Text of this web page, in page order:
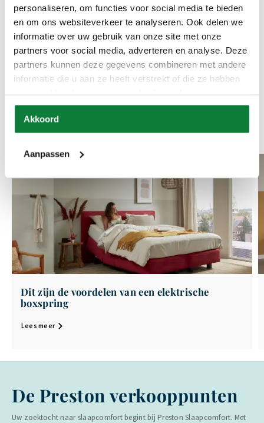
personaliseren, om functies voor social media te bieden
en om ons websiteverkeer te analyseren. Ook delen we
informatie over uw gebruik van onze site met onze
partners voor social media, adverteren en analyse. Deze
partners kunnen deze gegevens combineren met andere
informatie die u aan ze heeft verstrekt of die ze hebben
Akkoord
Aanpassen
Blogs van Preston
Slaapcomfort
In onze blogs staat het belang van een goede nachtrust voorop,
waarbij we waardevolle tips en interessante informatie delen om uw
bevorderen, zodat u elke dag vol energie kunt beginnen.
Dit zijn de voordelen van een elektrische
boxspring
Lees meer
De Preston verkooppunten
Uw zoektocht naar slaapcomfort begint bij Preston Slaapcomfort. Met